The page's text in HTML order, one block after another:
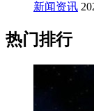
新闻资讯
热门排行